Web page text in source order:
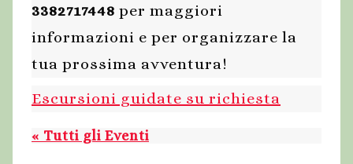
3382717448 per maggiori
informazioni e per organizzare la
tua prossima avventura!
Escursioni guidate su richiesta
« Tutti gli Eventi